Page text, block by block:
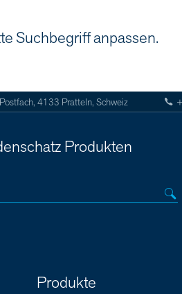
Suchbegriff anpassen.
4133 Pratteln, Schweiz
Produkten
Produkte